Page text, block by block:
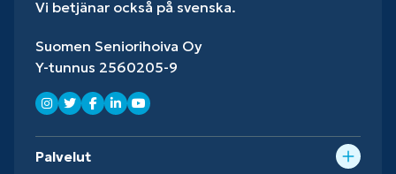
Vi betjänar också på svenska.
Suomen Seniorihoiva Oy
Y-tunnus 2560205-9
Palvelut